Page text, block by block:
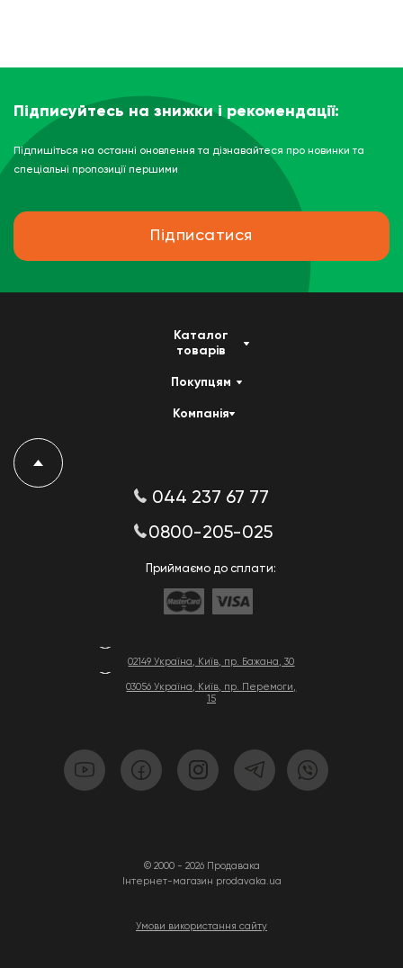
Підписуйтесь на знижки і рекомендації:
Підпишіться на останні оновлення та дізнавайтеся про новинки та
спеціальні пропозиції першими
Підписатися
02149 Україна, Київ, пр. Бажана, 30
03056 Україна, Київ, пр. Перемоги,
15
© 2000 - 2026 Продавака
Інтернет-магазин prodavaka.ua
Умови використання сайту
Каталог
товарів
Покупцям
Компанія
044 237 67 77
0800-205-025
Приймаємо до сплати: